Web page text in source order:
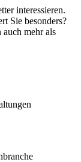
interessieren.
Sie besonders?
auch mehr als